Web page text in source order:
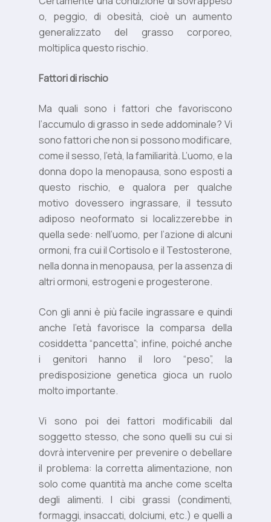
o, peggio, di obesità, cioè un aumento
generalizzato del grasso corporeo,
moltiplica questo rischio.
Fattori di rischio
Ma quali sono i fattori che favoriscono
l’accumulo di grasso in sede addominale? Vi
sono fattori che non si possono modificare,
come il sesso, l’età, la familiarità. L’uomo, e la
donna dopo la menopausa, sono esposti a
questo rischio, e qualora per qualche
motivo dovessero ingrassare, il tessuto
adiposo neoformato si localizzerebbe in
quella sede: nell’uomo, per l’azione di alcuni
ormoni, fra cui il Cortisolo e il Testosterone,
nella donna in menopausa, per la assenza di
altri ormoni, estrogeni e progesterone.
Con gli anni è più facile ingrassare e quindi
anche l’età favorisce la comparsa della
cosiddetta “pancetta”; infine, poiché anche
i genitori hanno il loro “peso”, la
predisposizione genetica gioca un ruolo
molto importante.
Vi sono poi dei fattori modificabili dal
soggetto stesso, che sono quelli su cui si
dovrà intervenire per prevenire o debellare
il problema: la corretta alimentazione, non
solo come quantità ma anche come scelta
degli alimenti. I cibi grassi (condimenti,
formaggi, insaccati, dolciumi, etc.) e quelli a